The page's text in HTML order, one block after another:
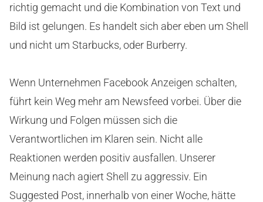
richtig gemacht und die Kombination von Text und
Bild ist gelungen. Es handelt sich aber eben um Shell
und nicht um Starbucks, oder Burberry.
Wenn Unternehmen Facebook Anzeigen schalten,
führt kein Weg mehr am Newsfeed vorbei. Über die
Wirkung und Folgen müssen sich die
Verantwortlichen im Klaren sein. Nicht alle
Reaktionen werden positiv ausfallen. Unserer
Meinung nach agiert Shell zu aggressiv. Ein
Suggested Post, innerhalb von einer Woche, hätte